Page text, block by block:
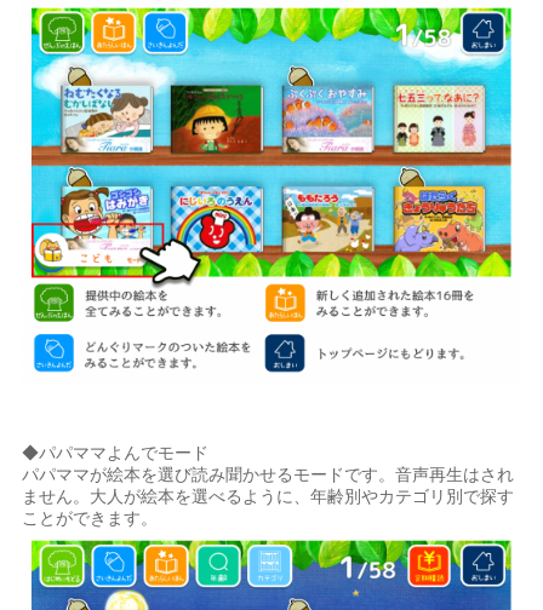
◆パパママよんでモード
パパママが絵本を選び読み聞かせるモードです。音声再生はされ
ません。大人が絵本を選べるように、年齢別やカテゴリ別で探す
ことができます。